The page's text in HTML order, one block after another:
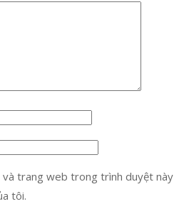
và trang web trong trình duyệt này
tôi.